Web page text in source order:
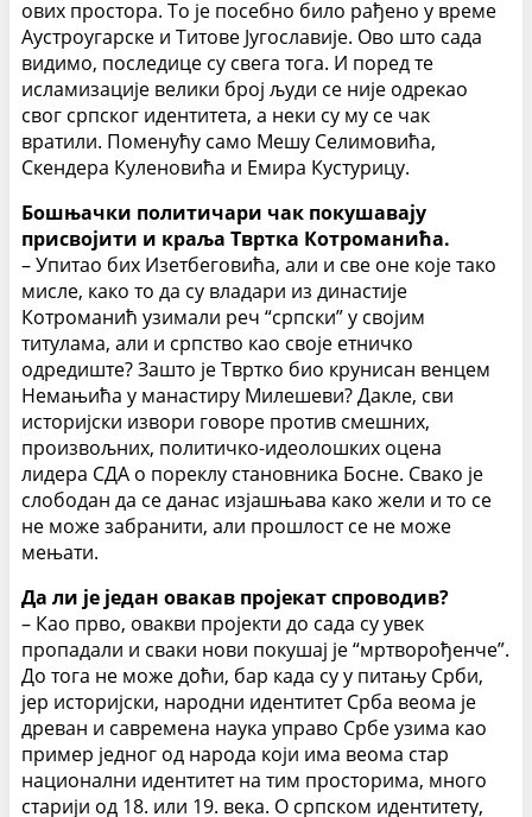
ових простора. То је посебно било рађено у време
Аустроугарске и Титове Југославије. Ово што сада
видимо, последице су свега тога. И поред те
исламизације велики број људи се није одрекао
свог српског идентитета, а неки су му се чак
вратили. Поменућу само Мешу Селимовића,
Скендера Куленовића и Емира Кустурицу.
Бошњачки политичари чак покушавају
присвојити и краља Твртка Котроманића.
– Упитао бих Изетбеговића, али и све оне које тако
мисле, како то да су владари из династије
Котроманић узимали реч “српски” у својим
титулама, али и српство као своје етничко
одредиште? Зашто је Твртко био крунисан венцем
Немањића у манастиру Милешеви? Дакле, сви
историјски извори говоре против смешних,
произвољних, политичко-идеолошких оцена
лидера СДА о пореклу становника Босне. Свако је
слободан да се данас изјашњава како жели и то се
не може забранити, али прошлост се не може
мењати.
Да ли је један овакав пројекат спроводив?
– Као прво, овакви пројекти до сада су увек
пропадали и сваки нови покушај је “мртворођенче”.
До тога не може доћи, бар када су у питању Срби,
јер историјски, народни идентитет Срба веома је
древан и савремена наука управо Србе узима као
пример једног од народа који има веома стар
национални идентитет на тим просторима, много
старији од 18. или 19. века. О српском идентитету,